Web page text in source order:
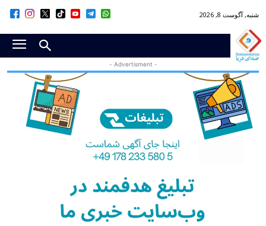
شنبه, آگوست 8, 2026
- Advertisment -